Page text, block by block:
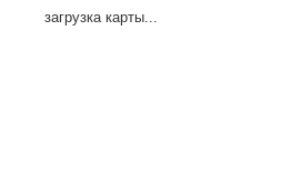
загрузка карты...